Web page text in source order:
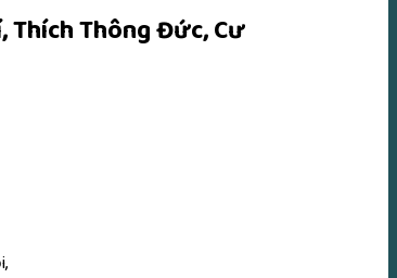
Thích Thông Đức, Cư